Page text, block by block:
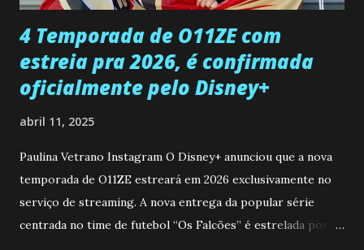
...
4 Temporada de O11ZE com
estreia pra 2026, é confirmada
oficialmente pelo Disney+
abril 11, 2025
Paulina Vetrano Instagram O Disney+ anunciou que a nova
temporada de O11ZE estreará em 2026 exclusivamente no
serviço de streaming. A nova entrega da popular série
centrada no time de futebol “Os Falcões” é estrelada por